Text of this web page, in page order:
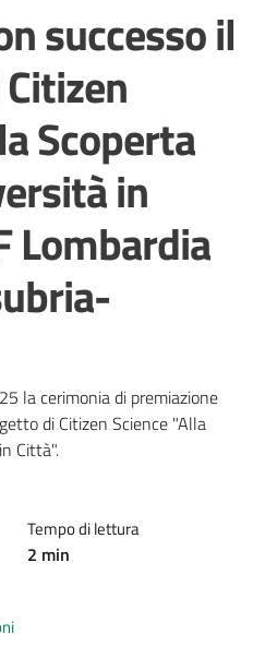
successo il
Scoperta
in
Lombardia
la cerimonia di premiazione
di Citizen Science "Alla
Città".
Tempo di lettura
2 min